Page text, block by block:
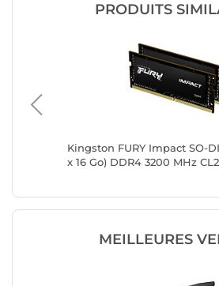
PRODUITS
Kingston FURY Impact SO-
x 16 Go) DDR4 3200 MHz
MEILLEURES